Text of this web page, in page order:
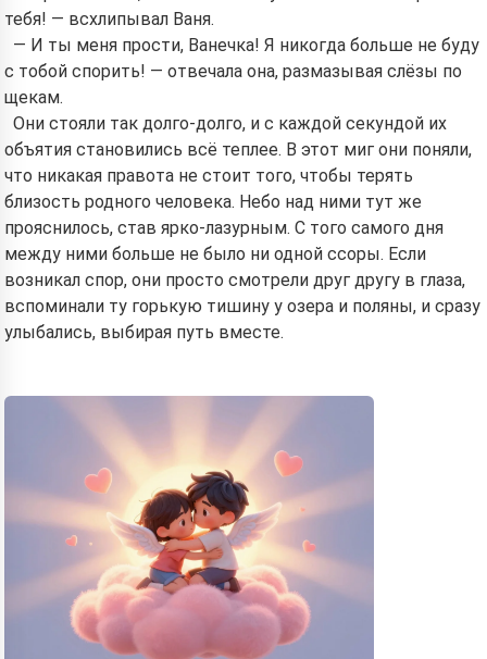
тебя! — всхлипывал Ваня.
— И ты меня прости, Ванечка! Я никогда больше не буду
с тобой спорить! — отвечала она, размазывая слёзы по
щекам.
Они стояли так долго-долго, и с каждой секундой их
объятия становились всё теплее. В этот миг они поняли,
что никакая правота не стоит того, чтобы терять
близость родного человека. Небо над ними тут же
прояснилось, став ярко-лазурным. С того самого дня
между ними больше не было ни одной ссоры. Если
возникал спор, они просто смотрели друг другу в глаза,
вспоминали ту горькую тишину у озера и поляны, и сразу
улыбались, выбирая путь вместе.